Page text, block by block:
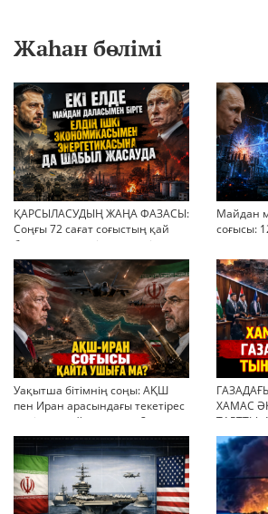
Жаһан бөлімі
ҚАРСЫЛАСУДЫҢ ЖАҢА ФАЗАСЫ:
Соңғы 72 сағат соғыстың қай
бағытқа кеткенін көрсетті
Майдан
соғысы:
Уақытша бітімнің соңы: АҚШ
пен Иран арасындағы текетірес
неліктен қайта ушықты?
ХАМАС
ТАРТТЫ.